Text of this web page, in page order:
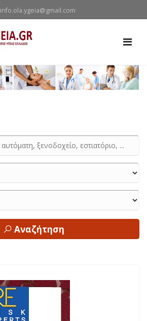
info.ola.ygeia@gmail.com
Αναζήτηση